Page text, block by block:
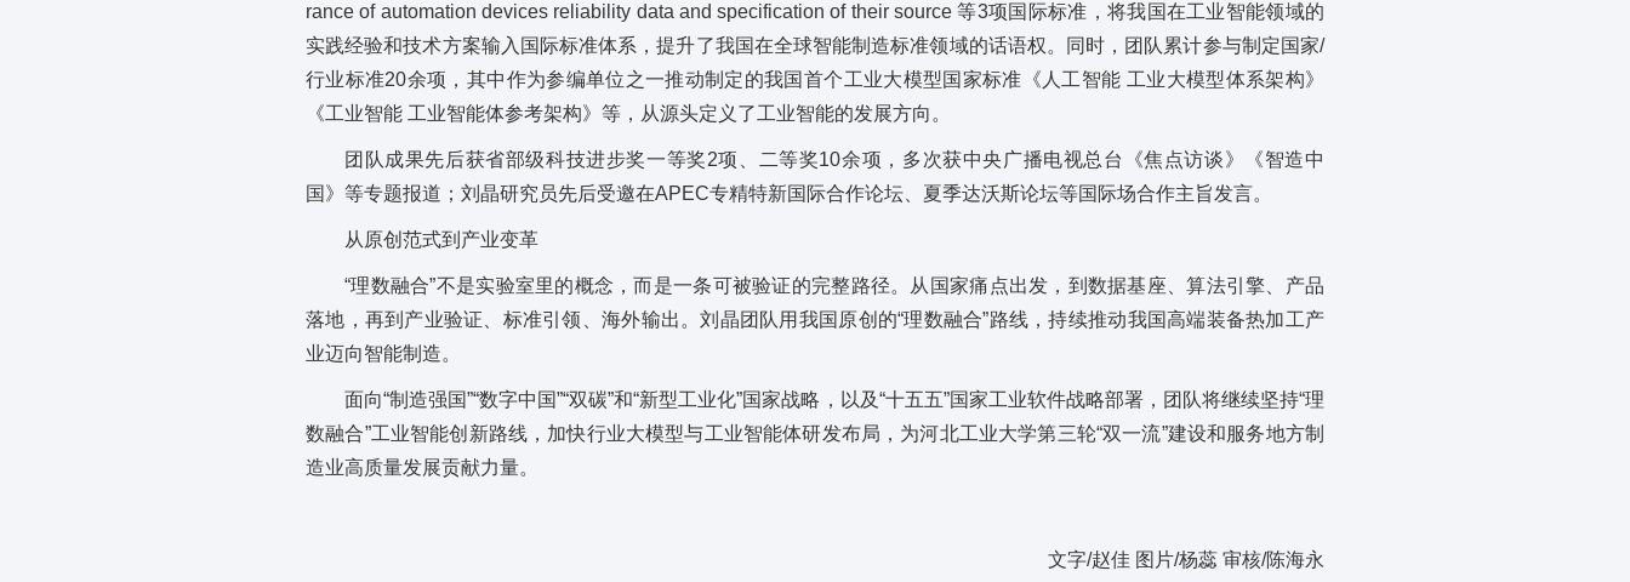
rance of automation devices reliability data and specification of their source 等3项国际标准，将我国在工业智能领域的
实践经验和技术方案输入国际标准体系，提升了我国在全球智能制造标准领域的话语权。同时，团队累计参与制定国家/
行业标准20余项，其中作为参编单位之一推动制定的我国首个工业大模型国家标准《人工智能 工业大模型体系架构》
《工业智能 工业智能体参考架构》等，从源头定义了工业智能的发展方向。
团队成果先后获省部级科技进步奖一等奖2项、二等奖10余项，多次获中央广播电视总台《焦点访谈》《智造中
国》等专题报道；刘晶研究员先后受邀在APEC专精特新国际合作论坛、夏季达沃斯论坛等国际场合作主旨发言。
从原创范式到产业变革
“理数融合”不是实验室里的概念，而是一条可被验证的完整路径。从国家痛点出发，到数据基座、算法引擎、产品
落地，再到产业验证、标准引领、海外输出。刘晶团队用我国原创的“理数融合”路线，持续推动我国高端装备热加工产
业迈向智能制造。
面向“制造强国”“数字中国”“双碳”和“新型工业化”国家战略，以及“十五五”国家工业软件战略部署，团队将继续坚持“理
数融合”工业智能创新路线，加快行业大模型与工业智能体研发布局，为河北工业大学第三轮“双一流”建设和服务地方制
造业高质量发展贡献力量。
文字/赵佳 图片/杨蕊 审核/陈海永